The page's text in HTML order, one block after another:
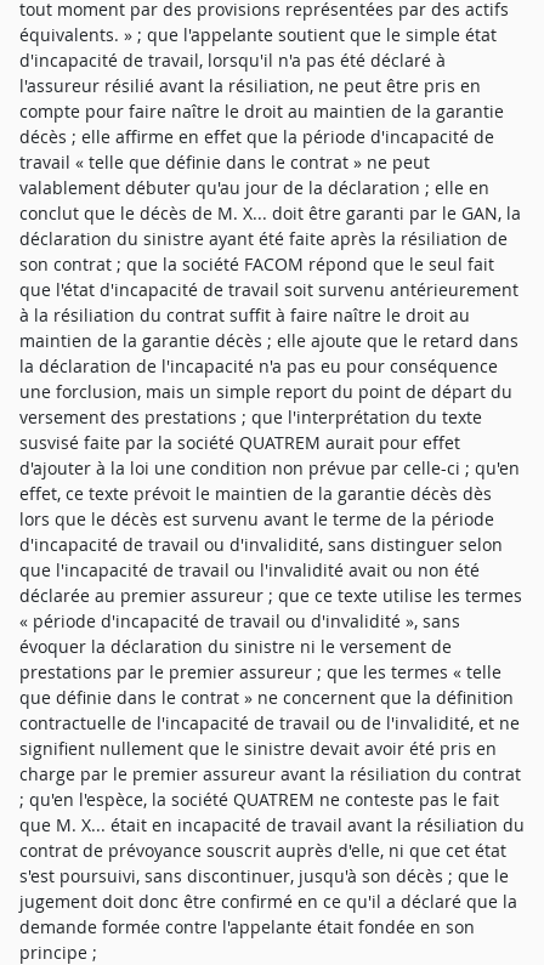
tout moment par des provisions représentées par des actifs
équivalents. » ; que l'appelante soutient que le simple état
d'incapacité de travail, lorsqu'il n'a pas été déclaré à
l'assureur résilié avant la résiliation, ne peut être pris en
compte pour faire naître le droit au maintien de la garantie
décès ; elle affirme en effet que la période d'incapacité de
travail « telle que définie dans le contrat » ne peut
valablement débuter qu'au jour de la déclaration ; elle en
conclut que le décès de M. X... doit être garanti par le GAN, la
déclaration du sinistre ayant été faite après la résiliation de
son contrat ; que la société FACOM répond que le seul fait
que l'état d'incapacité de travail soit survenu antérieurement
à la résiliation du contrat suffit à faire naître le droit au
maintien de la garantie décès ; elle ajoute que le retard dans
la déclaration de l'incapacité n'a pas eu pour conséquence
une forclusion, mais un simple report du point de départ du
versement des prestations ; que l'interprétation du texte
susvisé faite par la société QUATREM aurait pour effet
d'ajouter à la loi une condition non prévue par celle-ci ; qu'en
effet, ce texte prévoit le maintien de la garantie décès dès
lors que le décès est survenu avant le terme de la période
d'incapacité de travail ou d'invalidité, sans distinguer selon
que l'incapacité de travail ou l'invalidité avait ou non été
déclarée au premier assureur ; que ce texte utilise les termes
« période d'incapacité de travail ou d'invalidité », sans
évoquer la déclaration du sinistre ni le versement de
prestations par le premier assureur ; que les termes « telle
que définie dans le contrat » ne concernent que la définition
contractuelle de l'incapacité de travail ou de l'invalidité, et ne
signifient nullement que le sinistre devait avoir été pris en
charge par le premier assureur avant la résiliation du contrat
; qu'en l'espèce, la société QUATREM ne conteste pas le fait
que M. X... était en incapacité de travail avant la résiliation du
contrat de prévoyance souscrit auprès d'elle, ni que cet état
s'est poursuivi, sans discontinuer, jusqu'à son décès ; que le
jugement doit donc être confirmé en ce qu'il a déclaré que la
demande formée contre l'appelante était fondée en son
principe ;